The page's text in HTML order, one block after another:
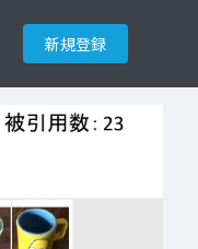
新規登録